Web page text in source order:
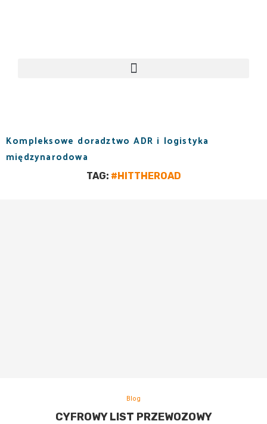
Kompleksowe doradztwo ADR i logistyka
międzynarodowa
TAG: #HITTHEROAD
Blog
CYFROWY LIST PRZEWOZOWY